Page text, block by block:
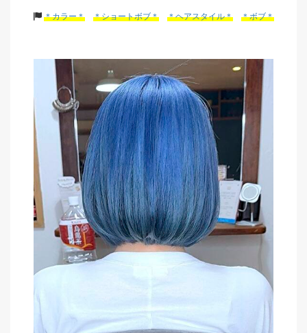
＊カラー＊ ＊ショートボブ＊ ＊ヘアスタイル＊ ＊ボブ＊